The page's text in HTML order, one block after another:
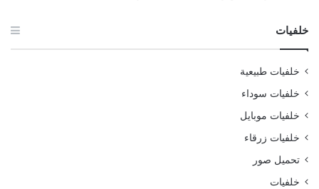
خلفيات
خلفيات طبيعية
خلفيات سوداء
خلفيات موبايل
خلفيات زرقاء
تحميل صور
خلفيات